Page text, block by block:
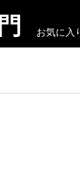
お気に入